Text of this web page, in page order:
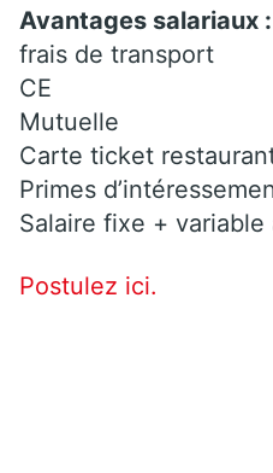
Avantages salariaux :
frais de transport
CE
Mutuelle
Carte ticket
Primes
Salaire fixe +
Postulez ici.